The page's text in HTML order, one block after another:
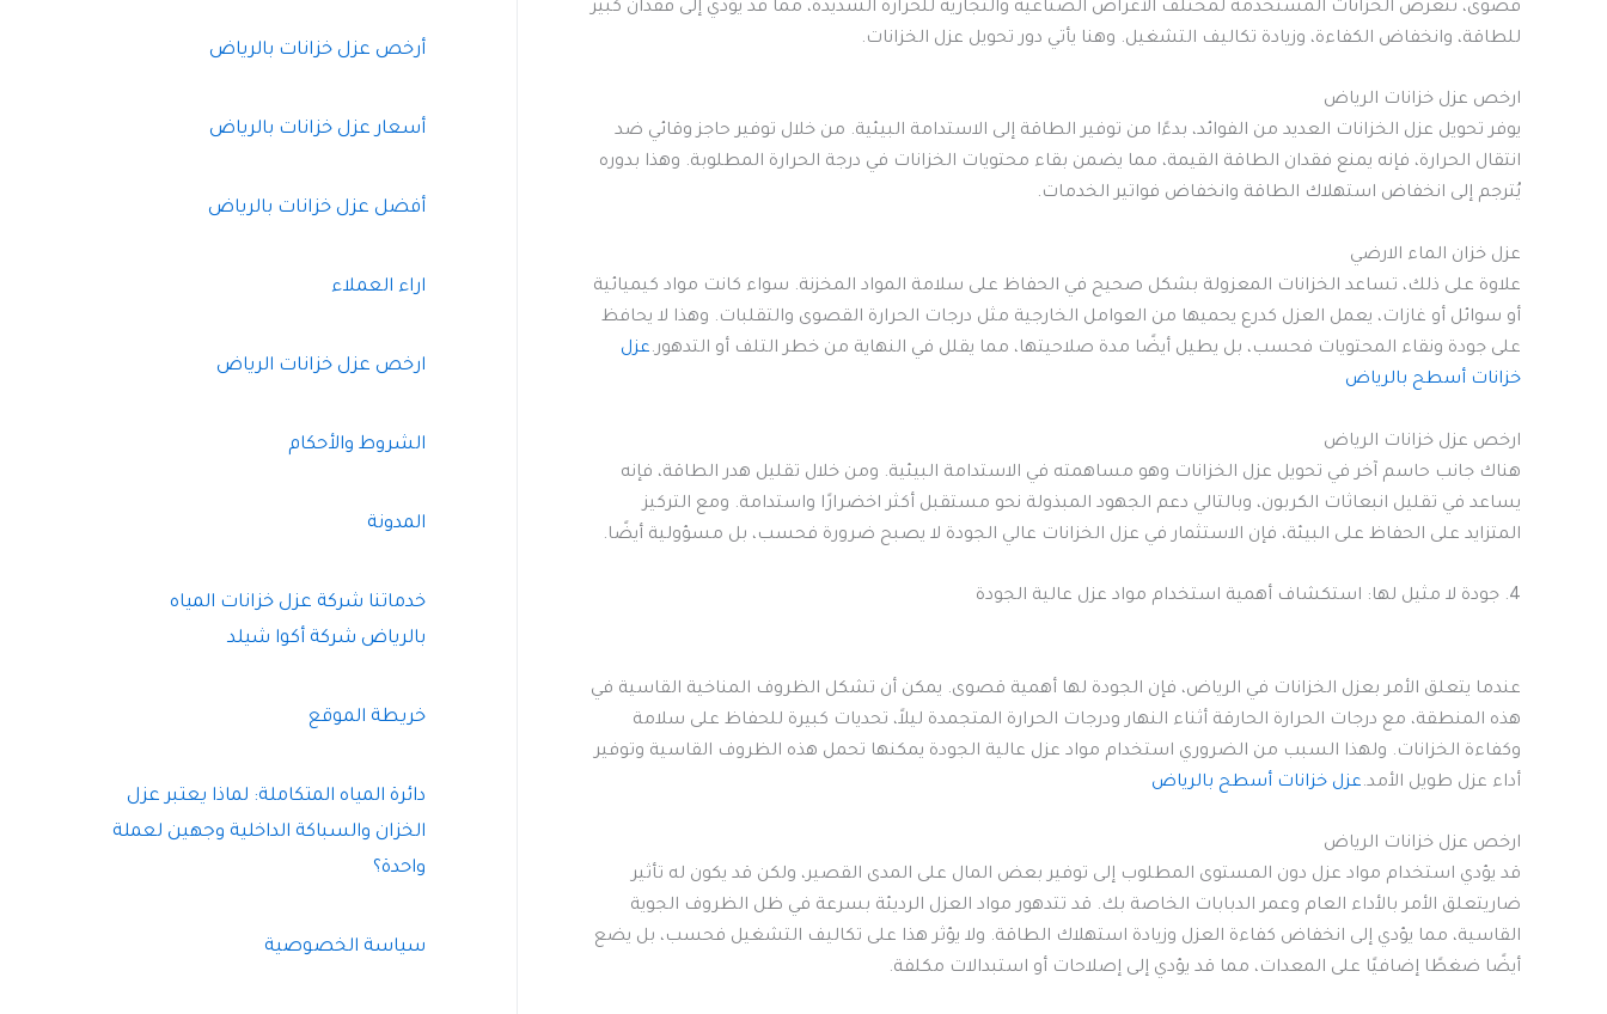
قصوى، تتعرض الخزانات المستخدمة لمختلف الأغراض الصناعية والتجارية للحرارة الشديدة، مما قد يؤدي إلى فقدان كبير
للطاقة، وانخفاض الكفاءة، وزيادة تكاليف التشغيل. وهنا يأتي دور تحويل عزل الخزانات.
ارخص عزل خزانات الرياض
يوفر تحويل عزل الخزانات العديد من الفوائد، بدءًا من توفير الطاقة إلى الاستدامة البيئية. من خلال توفير حاجز وقائي ضد
انتقال الحرارة، فإنه يمنع فقدان الطاقة القيمة، مما يضمن بقاء محتويات الخزانات في درجة الحرارة المطلوبة. وهذا بدوره
يُترجم إلى انخفاض استهلاك الطاقة وانخفاض فواتير الخدمات.
عزل خزان الماء الارضي
علاوة على ذلك، تساعد الخزانات المعزولة بشكل صحيح في الحفاظ على سلامة المواد المخزنة. سواء كانت مواد كيميائية
أو سوائل أو غازات، يعمل العزل كدرع يحميها من العوامل الخارجية مثل درجات الحرارة القصوى والتقلبات. وهذا لا يحافظ
على جودة ونقاء المحتويات فحسب، بل يطيل أيضًا مدة صلاحيتها، مما يقلل في النهاية من خطر التلف أو التدهور.عزل
خزانات أسطح بالرياض
ارخص عزل خزانات الرياض
هناك جانب حاسم آخر في تحويل عزل الخزانات وهو مساهمته في الاستدامة البيئية. ومن خلال تقليل هدر الطاقة، فإنه
يساعد في تقليل انبعاثات الكربون، وبالتالي دعم الجهود المبذولة نحو مستقبل أكثر اخضرارًا واستدامة. ومع التركيز
المتزايد على الحفاظ على البيئة، فإن الاستثمار في عزل الخزانات عالي الجودة لا يصبح ضرورة فحسب، بل مسؤولية أيضًا.
4. جودة لا مثيل لها: استكشاف أهمية استخدام مواد عزل عالية الجودة
عندما يتعلق الأمر بعزل الخزانات في الرياض، فإن الجودة لها أهمية قصوى. يمكن أن تشكل الظروف المناخية القاسية في
هذه المنطقة، مع درجات الحرارة الحارقة أثناء النهار ودرجات الحرارة المتجمدة ليلاً، تحديات كبيرة للحفاظ على سلامة
وكفاءة الخزانات. ولهذا السبب من الضروري استخدام مواد عزل عالية الجودة يمكنها تحمل هذه الظروف القاسية وتوفير
أداء عزل طويل الأمد.عزل خزانات أسطح بالرياض
ارخص عزل خزانات الرياض
قد يؤدي استخدام مواد عزل دون المستوى المطلوب إلى توفير بعض المال على المدى القصير، ولكن قد يكون له تأثير
ضاريتعلق الأمر بالأداء العام وعمر الدبابات الخاصة بك. قد تتدهور مواد العزل الرديئة بسرعة في ظل الظروف الجوية
القاسية، مما يؤدي إلى انخفاض كفاءة العزل وزيادة استهلاك الطاقة. ولا يؤثر هذا على تكاليف التشغيل فحسب، بل يضع
أيضًا ضغطًا إضافيًا على المعدات، مما قد يؤدي إلى إصلاحات أو استبدالات مكلفة.
أرخص عزل خزانات بالرياض
أسعار عزل خزانات بالرياض
أفضل عزل خزانات بالرياض
اراء العملاء
ارخص عزل خزانات الرياض
الشروط والأحكام
المدونة
خدماتنا شركة عزل خزانات المياه
بالرياض شركة أكوا شيلد
خريطة الموقع
دائرة المياه المتكاملة: لماذا يعتبر عزل
الخزان والسباكة الداخلية وجهين لعملة
واحدة؟
سياسة الخصوصية